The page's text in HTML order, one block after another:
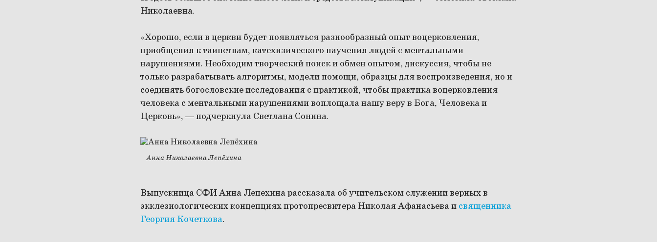
Николаевна.
«Хорошо, если в церкви будет появляться разнообразный опыт воцерковления,
приобщения к таинствам, катехизического научения людей с ментальными
нарушениями. Необходим творческий поиск и обмен опытом, дискуссия, чтобы не
только разрабатывать алгоритмы, модели помощи, образцы для воспроизведения, но и
соединять богословские исследования с практикой, чтобы практика воцерковления
человека с ментальными нарушениями воплощала нашу веру в Бога, Человека и
Церковь», — подчеркнула Светлана Сонина.
Анна Николаевна Лепёхина
Выпускница СФИ Анна Лепехина рассказала об учительском служении верных в
экклезиологических концепциях протопресвитера Николая Афанасьева и священника
Георгия Кочеткова.